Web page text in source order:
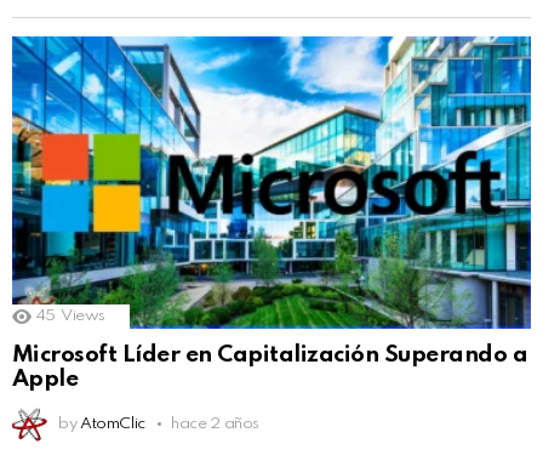
45 Views
Microsoft Líder en Capitalización Superando a
Apple
by AtomClic hace 2 años